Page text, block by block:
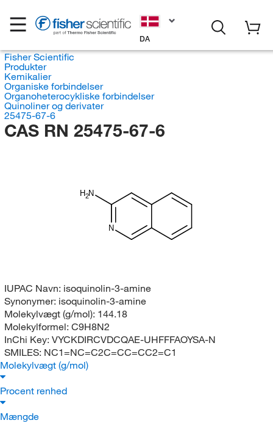
DA
Fisher Scientific
Produkter
Kemikalier
Organiske forbindelser
Organoheterocykliske forbindelser
Quinoliner og derivater
25475-67-6
CAS RN 25475-67-6
H2N
N
IUPAC Navn: isoquinolin-3-amine
Synonymer: isoquinolin-3-amine
Molekylvægt (g/mol): 144.18
Molekylformel: C9H8N2
InChi Key: VYCKDIRCVDCQAE-UHFFFAOYSA-N
SMILES: NC1=NC=C2C=CC=CC2=C1
Molekylvægt (g/mol)
Procent renhed
Mængde